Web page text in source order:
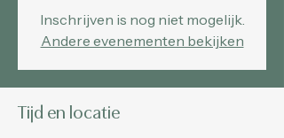
Inschrijven is nog niet mogelijk.
Andere evenementen bekijken
Tijd en locatie